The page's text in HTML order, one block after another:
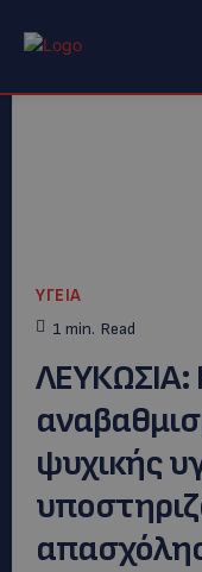
ΥΓΕΙΑ
1 min. Read
ΛΕΥΚΩΣΙΑ:
ψυχικής